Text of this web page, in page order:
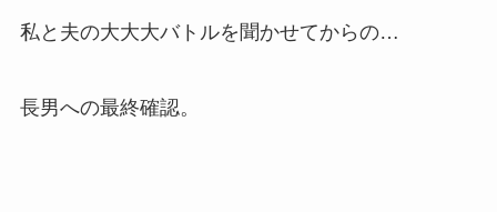
私と夫の大大大バトルを聞かせてからの…
長男への最終確認。